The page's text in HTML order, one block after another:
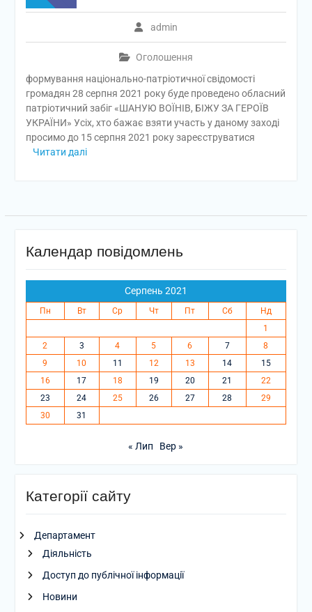
admin
Оголошення
формування національно-патріотичної свідомості
громадян 28 серпня 2021 року буде проведено обласний
патріотичний забіг «ШАНУЮ ВОЇНІВ, БІЖУ ЗА ГЕРОЇВ
УКРАЇНИ» Усіх, хто бажає взяти участь у даному заході
просимо до 15 серпня 2021 року зареєструватися
Читати далі
Календар повідомлень
Серпень 2021
Пн Вт Ср Чт Пт Сб
Нд
1
2
3 4 5 6 7
8
9
10 11 12 13 14
15
16
17 18 19 20 21
22
23
24 25 26 27 28
29
30
31
« Лип Вер »
Категорії сайту
Департамент
Діяльність
Доступ до публічної інформації
Новини